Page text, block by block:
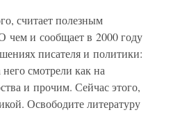
считает полезным
чем и сообщает в 2000 году
писателя и политики:
смотрели как на
и прочим. Сейчас этого,
Освободите литературу